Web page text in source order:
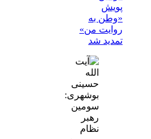
پویش
«وطن به
روایت من»
تمدید شد